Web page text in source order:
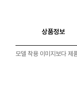
상품정보
모델 착용 이미지보다 제